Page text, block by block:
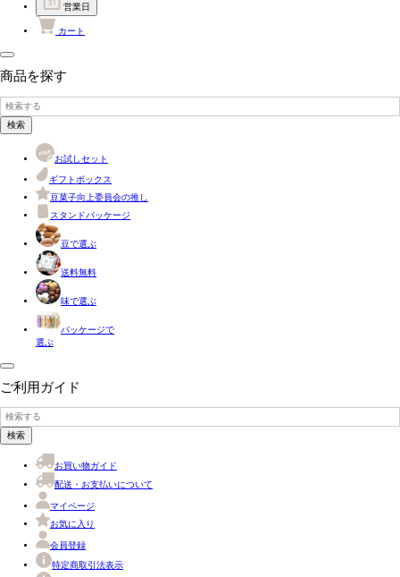
営業日
カート
商品を探す
検索
お試しセット
ギフトボックス
豆菓子向上委員会の推し
スタンドパッケージ
豆で選ぶ
送料無料
味で選ぶ
パッケージで
選ぶ
ご利用ガイド
検索
お買い物ガイド
配送・お支払いについて
マイページ
お気に入り
会員登録
特定商取引法表示